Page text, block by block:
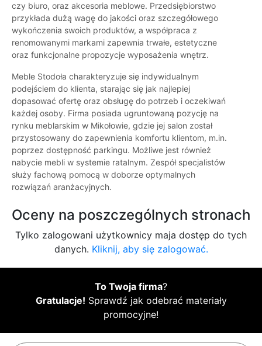
czy biuro, oraz akcesoria meblowe. Przedsiębiorstwo
przykłada dużą wagę do jakości oraz szczegółowego
wykończenia swoich produktów, a współpraca z
renomowanymi markami zapewnia trwałe, estetyczne
oraz funkcjonalne propozycje wyposażenia wnętrz.
Meble Stodoła charakteryzuje się indywidualnym
podejściem do klienta, starając się jak najlepiej
dopasować ofertę oraz obsługę do potrzeb i oczekiwań
każdej osoby. Firma posiada ugruntowaną pozycję na
rynku meblarskim w Mikołowie, gdzie jej salon został
przystosowany do zapewnienia komfortu klientom, m.in.
poprzez dostępność parkingu. Możliwe jest również
nabycie mebli w systemie ratalnym. Zespół specjalistów
służy fachową pomocą w doborze optymalnych
rozwiązań aranżacyjnych.
Oceny na poszczególnych stronach
Tylko zalogowani użytkownicy maja dostęp do tych
danych. Kliknij, aby się zalogować.
To Twoja firma?
Gratulacje! Sprawdź jak odebrać materiały
promocyjne!